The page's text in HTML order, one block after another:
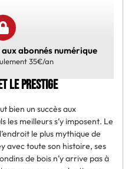
abonnés numérique
35€/an
le prestige
bien un succès aux
les meilleurs s’y imposent. Le
le plus mythique de
avec toute son histoire, ses
de bois n’y arrive pas à